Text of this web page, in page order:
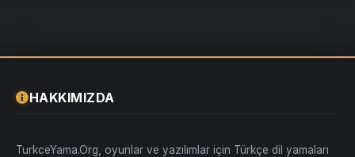
HAKKIMIZDA
TurkceYama.Org, oyunlar ve yazılımlar için Türkçe dil yamaları